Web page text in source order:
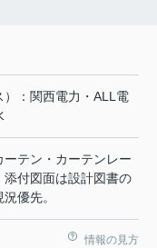
：関西電力・ALL電
テン・カーテンレー
添付図面は設計図書の
優先。
情報の見方